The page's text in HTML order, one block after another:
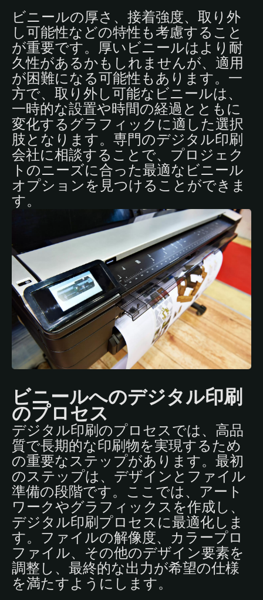
ビニールの厚さ、接着強度、取り外
し可能性などの特性も考慮すること
が重要です。厚いビニールはより耐
久性があるかもしれませんが、適用
が困難になる可能性もあります。一
方で、取り外し可能なビニールは、
一時的な設置や時間の経過とともに
変化するグラフィックに適した選択
肢となります。専門のデジタル印刷
会社に相談することで、プロジェク
トのニーズに合った最適なビニール
オプションを見つけることができま
す。
ビニールへのデジタル印刷
のプロセス
デジタル印刷のプロセスでは、高品
質で長期的な印刷物を実現するため
の重要なステップがあります。最初
のステップは、デザインとファイル
準備の段階です。ここでは、アート
ワークやグラフィックスを作成し、
デジタル印刷プロセスに最適化しま
す。ファイルの解像度、カラープロ
ファイル、その他のデザイン要素を
調整し、最終的な出力が希望の仕様
を満たすようにします。